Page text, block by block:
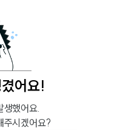
어요!
생했어요.
주시겠어요?